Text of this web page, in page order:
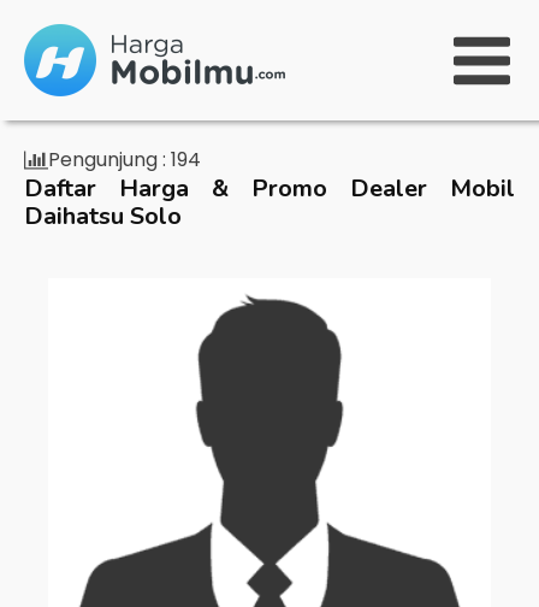
Pengunjung : 194
Daftar Harga & Promo Dealer Mobil
Daihatsu Solo